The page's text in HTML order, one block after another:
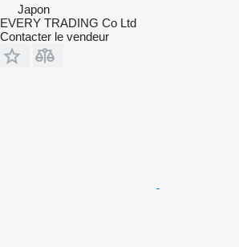
Japon
EVERY TRADING Co Ltd
Contacter le vendeur